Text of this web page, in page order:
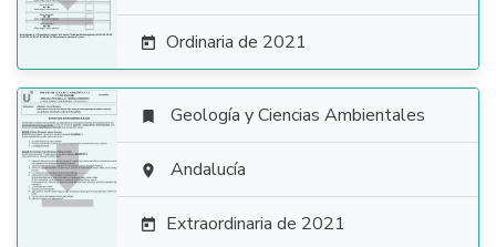
 Ordinaria de 2021

 Geología y Ciencias Ambientales
 Andalucía
 Extraordinaria de 2021